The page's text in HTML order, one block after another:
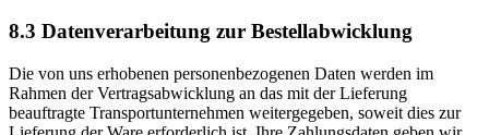
8.3 Datenverarbeitung zur Bestellabwicklung
Die von uns erhobenen personenbezogenen Daten werden im
Rahmen der Vertragsabwicklung an das mit der Lieferung
beauftragte Transportunternehmen weitergegeben, soweit dies zur